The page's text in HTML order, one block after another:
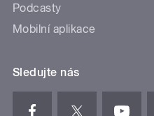
Podcasty
Mobilní aplikace
Sledujte nás